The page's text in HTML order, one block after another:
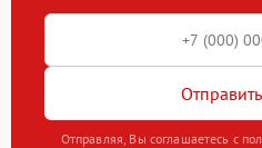
Отправляя, Вы соглашаетесь с